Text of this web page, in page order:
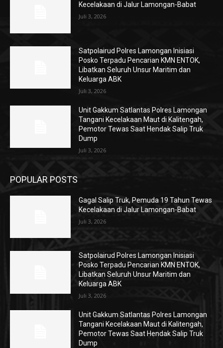
Kecelakaan di Jalur Lamongan-Babat
Juli 3, 2026
Satpolairud Polres Lamongan Inisiasi
Posko Terpadu Pencarian KMN ENTOK,
Libatkan Seluruh Unsur Maritim dan
Keluarga ABK
Juli 3, 2026
Unit Gakkum Satlantas Polres Lamongan
Tangani Kecelakaan Maut di Kalitengah,
Pemotor Tewas Saat Hendak Salip Truk
Dump
Juli 3, 2026
POPULAR POSTS
Gagal Salip Truk, Pemuda 19 Tahun Tewas
Kecelakaan di Jalur Lamongan-Babat
Juli 3, 2026
Satpolairud Polres Lamongan Inisiasi
Posko Terpadu Pencarian KMN ENTOK,
Libatkan Seluruh Unsur Maritim dan
Keluarga ABK
Juli 3, 2026
Unit Gakkum Satlantas Polres Lamongan
Tangani Kecelakaan Maut di Kalitengah,
Pemotor Tewas Saat Hendak Salip Truk
Dump